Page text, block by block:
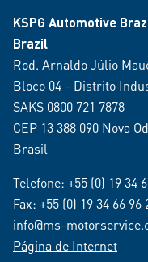
KSPG Automotive
Brazil
Rod. Arnaldo Júlio
Bloco 04 - Distrito
SAKS 0800 721 7878
CEP 13 388 090 Nova
Brasil
Telefone: +55 (0) 19 34
Fax: +55 (0) 19 34 66 96
info@ms-
Página de Internet